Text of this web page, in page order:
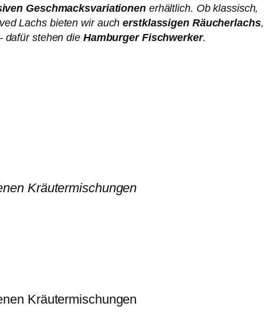
Geschmacksvariationenerhältlich. Ob klassisch,
Lachs bieten wir aucherstklassigen Räucherlachs,
dafür stehen die Hamburger Fischwerker.
Kräutermischungen
Kräutermischungen